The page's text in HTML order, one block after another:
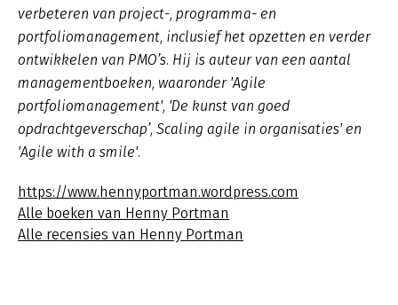
verbeteren van project-, programma- en
portfoliomanagement, inclusief het opzetten en verder
ontwikkelen van PMO’s. Hij is auteur van een aantal
managementboeken, waaronder 'Agile
portfoliomanagement', 'De kunst van goed
opdrachtgeverschap’, Scaling agile in organisaties' en
'Agile with a smile'.
https://www.hennyportman.wordpress.com
Alle boeken van Henny Portman
Alle recensies van Henny Portman